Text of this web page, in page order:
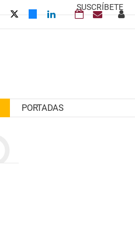
SUSCRÍBETE
PORTADAS